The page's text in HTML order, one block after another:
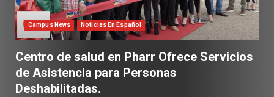
Campus News Noticias En Español
Centro de salud en Pharr Ofrece Servicios
de Asistencia para Personas
Deshabilitadas.